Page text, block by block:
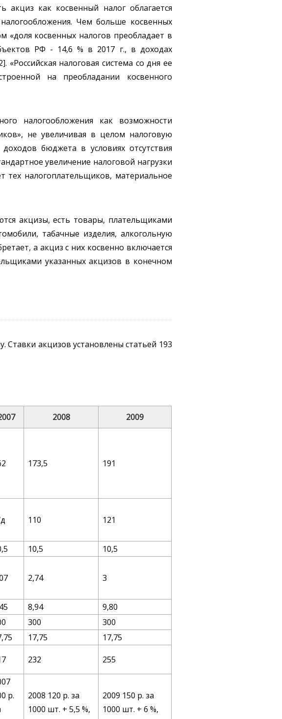
как косвенный налог облагается
Чем больше косвенных
«доля косвенных налогов преобладает в
РФ - 14,6 % в 2017 г., в доходах
налоговая система со дня ее
на преобладании косвенного
налогообложения как возможности
не увеличивая в целом налоговую
бюджета в условиях отсутствия
увеличение налоговой нагрузки
тех налогоплательщиков, материальное
акцизы, есть товары, плательщиками
табачные изделия, алкогольную
а акциз с них косвенно включается
указанных акцизов в конечном
Ставки акцизов установлены статьей 193
2008 2009
173,5 191
110 121
10,5
10,5
2,74 3
8,94
9,80
300
300
17,75 17,75
232 255
р.
2008 120 р. за
1000 шт. + 5,5 %,
2009 150 р. за
1000 шт. + 6 %,